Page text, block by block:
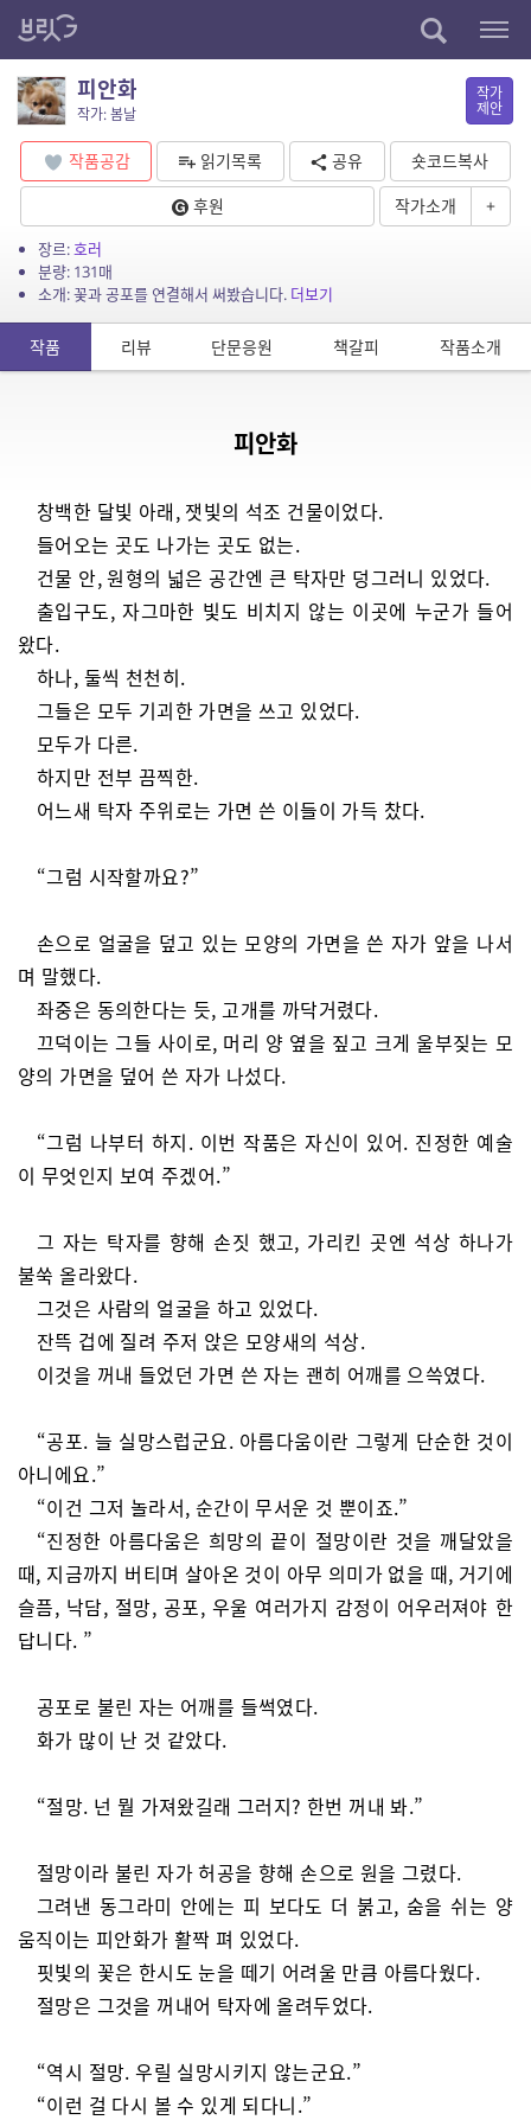
피안화
작가: 봄날
작가
제안
작품공감 읽기목록 공유
숏코드복사
후원
작가소개 +
장르:호러
분량: 131매
소개: 꽃과 공포를 연결해서 써봤습니다. 더보기
작품 리뷰 단문응원 책갈피 작품소개
피안화
창백한 달빛 아래, 잿빛의 석조 건물이었다.
들어오는 곳도 나가는 곳도 없는.
건물 안, 원형의 넓은 공간엔 큰 탁자만 덩그러니 있었다.
출입구도, 자그마한 빛도 비치지 않는 이곳에 누군가 들어
왔다.
하나, 둘씩 천천히.
그들은 모두 기괴한 가면을 쓰고 있었다.
모두가 다른.
하지만 전부 끔찍한.
어느새 탁자 주위로는 가면 쓴 이들이 가득 찼다.
“그럼 시작할까요?”
손으로 얼굴을 덮고 있는 모양의 가면을 쓴 자가 앞을 나서
며 말했다.
좌중은 동의한다는 듯, 고개를 까닥거렸다.
끄덕이는 그들 사이로, 머리 양 옆을 짚고 크게 울부짖는 모
양의 가면을 덮어 쓴 자가 나섰다.
“그럼 나부터 하지. 이번 작품은 자신이 있어. 진정한 예술
이 무엇인지 보여 주겠어.”
그 자는 탁자를 향해 손짓 했고, 가리킨 곳엔 석상 하나가
불쑥 올라왔다.
그것은 사람의 얼굴을 하고 있었다.
잔뜩 겁에 질려 주저 앉은 모양새의 석상.
이것을 꺼내 들었던 가면 쓴 자는 괜히 어깨를 으쓱였다.
“공포. 늘 실망스럽군요. 아름다움이란 그렇게 단순한 것이
아니에요.”
“이건 그저 놀라서, 순간이 무서운 것 뿐이죠.”
“진정한 아름다움은 희망의 끝이 절망이란 것을 깨달았을
때, 지금까지 버티며 살아온 것이 아무 의미가 없을 때, 거기에
슬픔, 낙담, 절망, 공포, 우울 여러가지 감정이 어우러져야 한
답니다. ”
공포로 불린 자는 어깨를 들썩였다.
화가 많이 난 것 같았다.
“절망. 넌 뭘 가져왔길래 그러지? 한번 꺼내 봐.”
절망이라 불린 자가 허공을 향해 손으로 원을 그렸다.
그려낸 동그라미 안에는 피 보다도 더 붉고, 숨을 쉬는 양
움직이는 피안화가 활짝 펴 있었다.
핏빛의 꽃은 한시도 눈을 떼기 어려울 만큼 아름다웠다.
절망은 그것을 꺼내어 탁자에 올려두었다.
“역시 절망. 우릴 실망시키지 않는군요.”
“이런 걸 다시 볼 수 있게 되다니.”